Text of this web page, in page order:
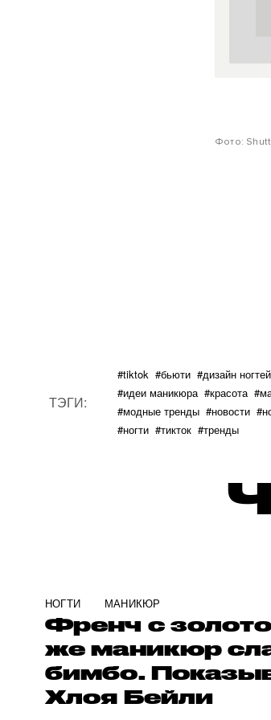
Фото:
ТЭГИ:
#tiktok #бьюти #дизайн ногтей
#идеи маникюра #красота
#модные тренды #новости
#ногти #тикток #тренды
НОГТИ МАНИКЮР
Френч с
же маникюр
бимбо.
Хлоя Бейли